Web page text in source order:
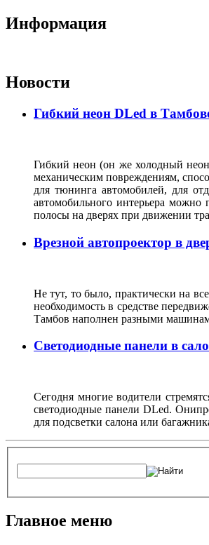
Информация
Новости
Гибкий неон DLed в
Гибкий неон (он же холодный
механическим повреждениям,
для тюнинга автомобилей, для
автомобильного интерьера
полосы на дверях при движении
Врезной автопроектор в
Не тут, то было, практически на
необходимость в средстве
Тамбов наполнен разными
Светодиодные панели в
Сегодня многие водители
светодиодные панели DLed.
для подсветки салона или
Главное меню